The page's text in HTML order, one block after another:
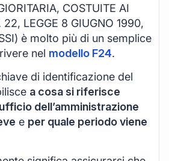
COSTUITE AI
22, LEGGE 8 GIUGNO 1990,
è molto più di un semplice
nel modello F24.
di identificazione del
a cosa si riferisce
dell’amministrazione
e per quale periodo viene